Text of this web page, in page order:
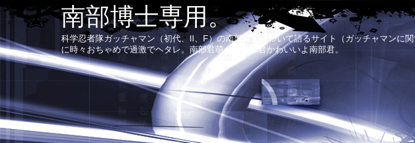
南部博士専用。
科学忍者隊ガッチャマン（初代、II、F）の南部博士について語るサイト（ガッチャマンに
に時々おちゃめで過激でヘタレ。南部君萌え〜南部君かわいいよ南部君。